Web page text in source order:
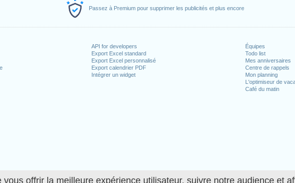
offrir la meilleure expérience utilisateur, suivre notre audience et
Passez à Premium pour supprimer les publicités et plus encore
API for developers
Export Excel standard
Export Excel personnalisé
Export calendrier PDF
Intégrer un widget
Équipes
Todo list
Mes anniversaires
Centre de rappels
Mon planning
L'optimiseur de
Café du matin